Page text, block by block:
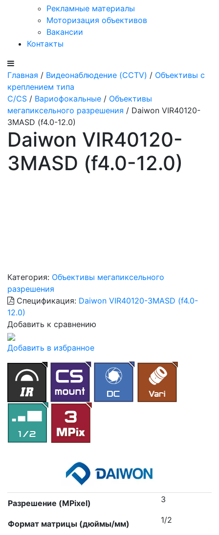
Рекламные материалы
Моторизация объективов
Вакансии
Контакты
Главная / Видеонаблюдение (CCTV) / Объективы с
креплением типа
C/CS / Вариофокальные / Объективы
мегапиксельного разрешения / Daiwon VIR40120-
3MASD (f4.0-12.0)
Daiwon VIR40120-
3MASD (f4.0-12.0)
Категория: Объективы мегапиксельного
разрешения
Спецификация: Daiwon VIR40120-3MASD (f4.0-
12.0)
Добавить к сравнению
Добавить в избранное
Разрешение (MPixel) 3
Формат матрицы (дюймы/мм) 1/2